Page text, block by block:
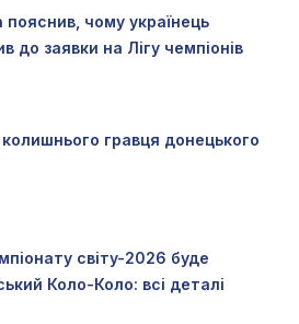
пояснив, чому українець
до заявки на Лігу чемпіонів
гравця донецького
світу-2026 буде
Коло-Коло: всі деталі